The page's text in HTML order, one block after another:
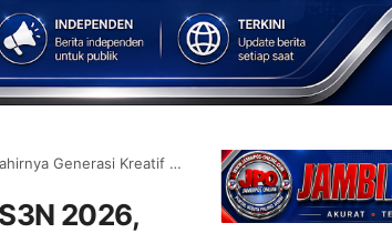
Kreatif dan Berprestasi
2026,